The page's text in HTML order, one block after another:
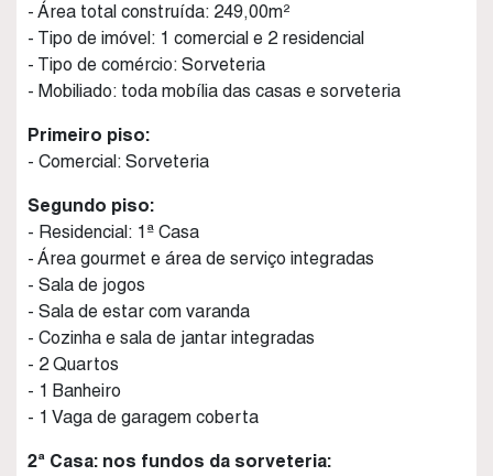
- Área total construída: 249,00m²
- Tipo de imóvel: 1 comercial e 2 residencial
- Tipo de comércio: Sorveteria
- Mobiliado: toda mobília das casas e sorveteria
Primeiro piso:
- Comercial: Sorveteria
Segundo piso:
- Residencial: 1ª Casa
- Área gourmet e área de serviço integradas
- Sala de jogos
- Sala de estar com varanda
- Cozinha e sala de jantar integradas
- 2 Quartos
- 1 Banheiro
- 1 Vaga de garagem coberta
2ª Casa: nos fundos da sorveteria: